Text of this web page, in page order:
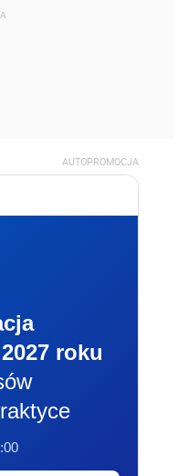
AUTOPROMOCJA
roku